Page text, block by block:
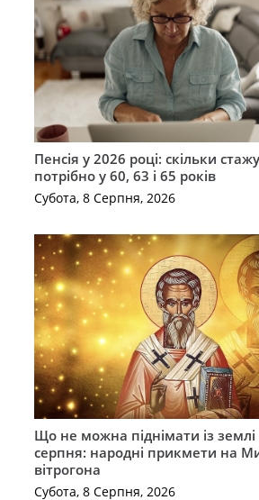
Пенсія у 2026 році: скільки стажу
потрібно у 60, 63 і 65 років
Субота, 8 Серпня, 2026
Що не можна піднімати із землі
серпня: народні прикмети на
вітрогона
Субота, 8 Серпня, 2026